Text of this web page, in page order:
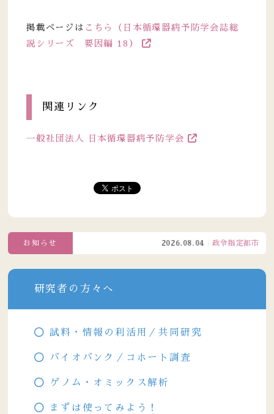
掲載ページは こちら（日本循環器病予防学会誌総
説シリーズ 要因編 18）
関連リンク
一般社団法人 日本循環器病予防学会
お知らせ 2026.08.04 政令指定都市成
研究者の方々へ
試料・情報の利活用／共同研究
バイオバンク／コホート調査
ゲノム・オミックス解析
まずは使ってみよう！